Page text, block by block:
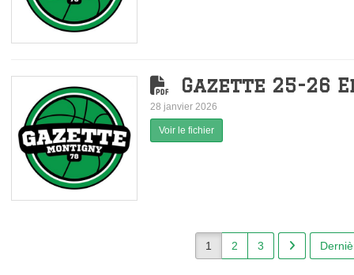
Gazette 25-26
28 janvier 2026
Voir le fichier
1 2 3